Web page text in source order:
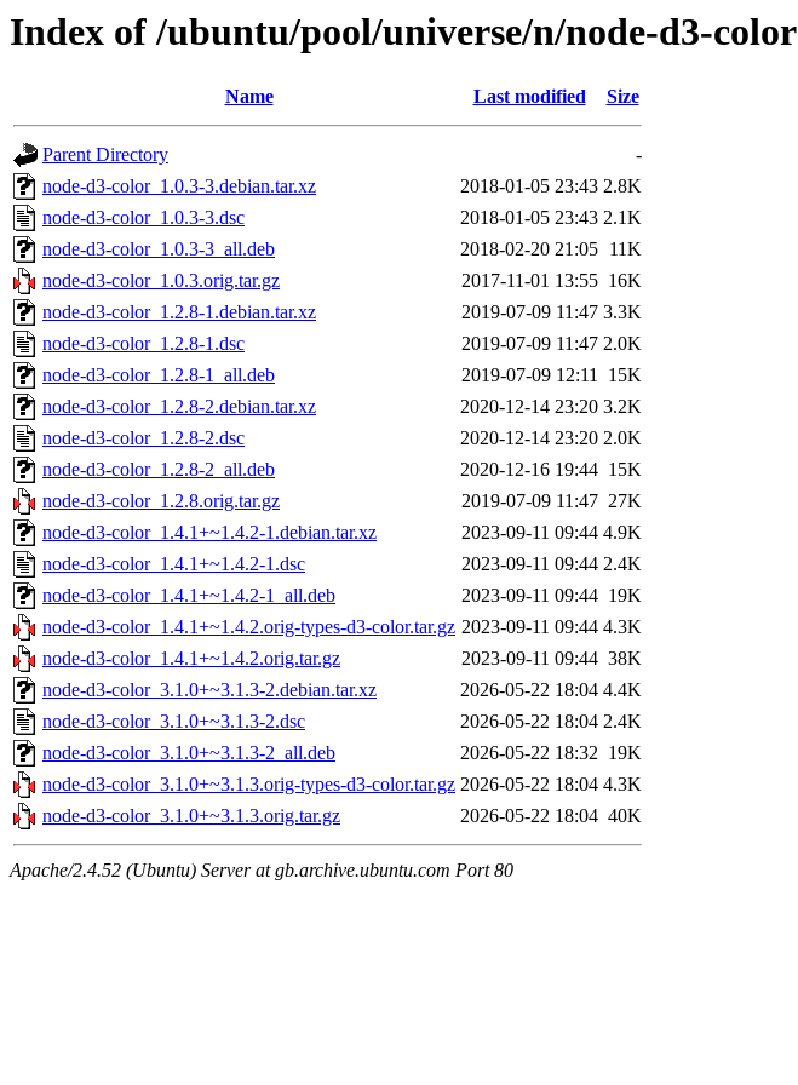
Index of /ubuntu/pool/universe/n/node-d3-color
Name Last modified Size
Parent Directory
-
node-d3-color_1.0.3-3.debian.tar.xz
2018-01-05 23:43 2.8K
node-d3-color_1.0.3-3.dsc
2018-01-05 23:43 2.1K
node-d3-color_1.0.3-3_all.deb
2018-02-20 21:05 11K
node-d3-color_1.0.3.orig.tar.gz
2017-11-01 13:55 16K
node-d3-color_1.2.8-1.debian.tar.xz
2019-07-09 11:47 3.3K
node-d3-color_1.2.8-1.dsc
2019-07-09 11:47 2.0K
node-d3-color_1.2.8-1_all.deb
2019-07-09 12:11 15K
node-d3-color_1.2.8-2.debian.tar.xz
2020-12-14 23:20 3.2K
node-d3-color_1.2.8-2.dsc
2020-12-14 23:20 2.0K
node-d3-color_1.2.8-2_all.deb
2020-12-16 19:44 15K
node-d3-color_1.2.8.orig.tar.gz
2019-07-09 11:47 27K
node-d3-color_1.4.1+~1.4.2-1.debian.tar.xz
2023-09-11 09:44 4.9K
node-d3-color_1.4.1+~1.4.2-1.dsc
2023-09-11 09:44 2.4K
node-d3-color_1.4.1+~1.4.2-1_all.deb
2023-09-11 09:44 19K
node-d3-color_1.4.1+~1.4.2.orig-types-d3-color.tar.gz 2023-09-11 09:44 4.3K
node-d3-color_1.4.1+~1.4.2.orig.tar.gz
2023-09-11 09:44 38K
node-d3-color_3.1.0+~3.1.3-2.debian.tar.xz
2026-05-22 18:04 4.4K
node-d3-color_3.1.0+~3.1.3-2.dsc
2026-05-22 18:04 2.4K
node-d3-color_3.1.0+~3.1.3-2_all.deb
2026-05-22 18:32 19K
node-d3-color_3.1.0+~3.1.3.orig-types-d3-color.tar.gz 2026-05-22 18:04 4.3K
node-d3-color_3.1.0+~3.1.3.orig.tar.gz
2026-05-22 18:04 40K
Apache/2.4.52 (Ubuntu) Server at gb.archive.ubuntu.com Port 80